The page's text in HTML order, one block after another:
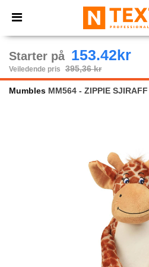
× Ntextil-app
Bedre priser i appen!
Starter på 153.42kr
Veiledende pris 395,36 kr
Mumbles MM564 - ZIPPIE SJIRAFF